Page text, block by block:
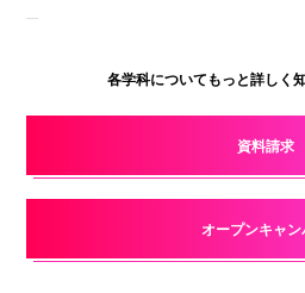
各学科についてもっと詳しく
資料請求
オープンキャン